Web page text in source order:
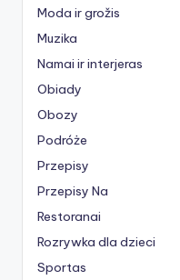
Moda ir grožis
Muzika
Namai ir interjeras
Obiady
Obozy
Podróże
Przepisy
Przepisy Na
Restoranai
Rozrywka dla dzieci
Sportas